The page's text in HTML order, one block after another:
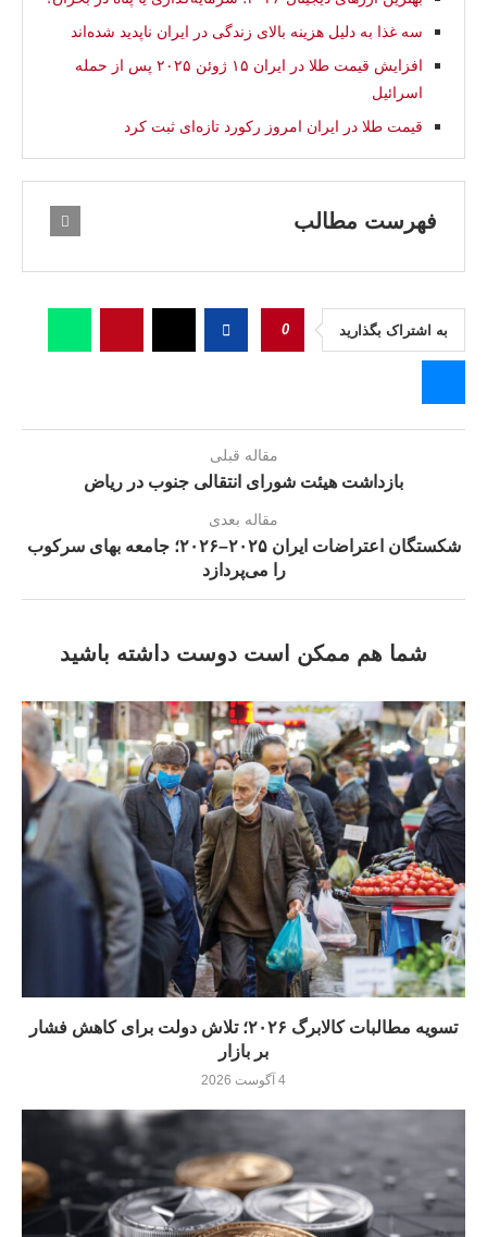
سه غذا به دلیل هزینه بالای زندگی در ایران ناپدید شده‌اند
افزایش قیمت طلا در ایران ۱۵ ژوئن ۲۰۲۵ پس از حمله
اسرائیل
قیمت طلا در ایران امروز رکورد تازه‌ای ثبت کرد
فهرست مطالب
به اشتراک بگذارید 0
مقاله قبلی
بازداشت هیئت شورای انتقالی جنوب در رياض
مقاله بعدی
شکستگان اعتراضات ایران ۲۰۲۵–۲۰۲۶؛ جامعه بهای سرکوب
را می‌پردازد
شما هم ممکن است دوست داشته باشید
تسویه مطالبات کالابرگ ۲۰۲۶؛ تلاش دولت برای کاهش فشار
بر بازار
4 آگوست 2026